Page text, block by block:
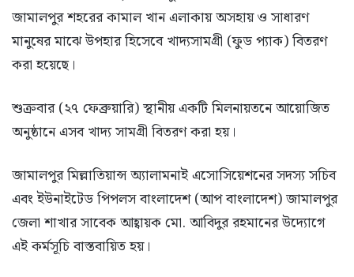
জামালপুর শহরের কামাল খান এলাকায় অসহায় ও সাধারণ
মানুষের মাঝে উপহার হিসেবে খাদ্যসামগ্রী (ফুড প্যাক) বিতরণ
করা হয়েছে।
শুক্রবার (২৭ ফেব্রুয়ারি) স্থানীয় একটি মিলনায়তনে আয়োজিত
অনুষ্ঠানে এসব খাদ্য সামগ্রী বিতরণ করা হয়।
জামালপুর মিল্লাতিয়ান্স অ্যালামনাই এসোসিয়েশনের সদস্য সচিব
এবং ইউনাইটেড পিপলস বাংলাদেশ (আপ বাংলাদেশ) জামালপুর
জেলা শাখার সাবেক আহ্বায়ক মো. আবিদুর রহমানের উদ্যোগে
এই কর্মসূচি বাস্তবায়িত হয়।